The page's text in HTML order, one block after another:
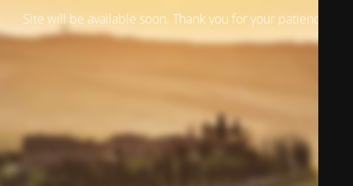
Site will be available soon. Thank you for your patience!